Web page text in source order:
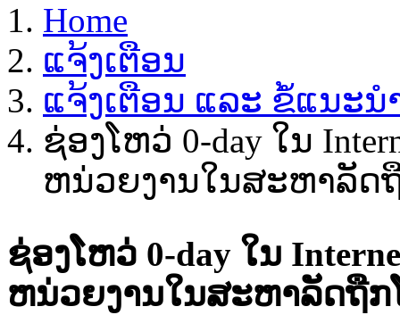
Home
ແຈ້ງເຕືອນ
ແຈ້ງເຕືອນ ແລະ ຂໍ້ແນະ
ຊ່ອງ​ໂຫວ່ ​0-day ໃນ
ຫນ່ວຍ​ງານ​ໃນ​ສະ​ຫາລັດ​
ຊ່ອງ​ໂຫວ່ ​0-day ໃນ
ຫນ່ວຍ​ງານ​ໃນ​ສະ​ຫາລັດ​ຖືກ​